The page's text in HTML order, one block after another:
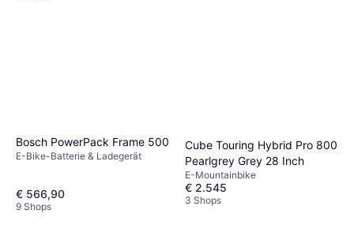
Bosch PowerPack Frame 500
E-Bike-Batterie & Ladegerät
€ 566,90
9 Shops
Cube Touring Hybrid Pro 800
Pearlgrey Grey 28 Inch
E-Mountainbike
€ 2.545
3 Shops